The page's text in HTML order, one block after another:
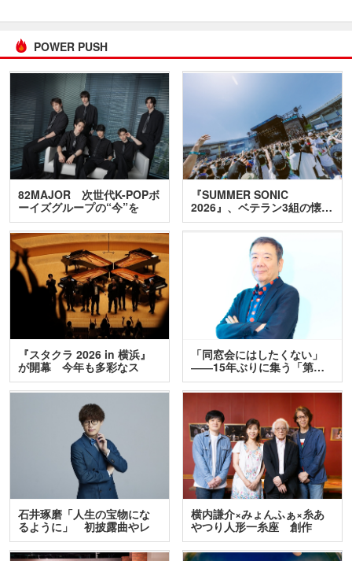
POWER PUSH
82MAJOR 次世代K-POPボ
ーイズグループの“今”を
訊…
『SUMMER SONIC
2026』、ベテラン3組の懐…
『スタクラ 2026 in 横浜』
が開幕 今年も多彩なス
テ…
「同窓会にはしたくない」
――15年ぶりに集う「第…
石井琢磨「人生の宝物にな
るように」 初披露曲やレ
ア…
横内謙介×みょんふぁ×糸あ
やつり人形一糸座 創作
人…